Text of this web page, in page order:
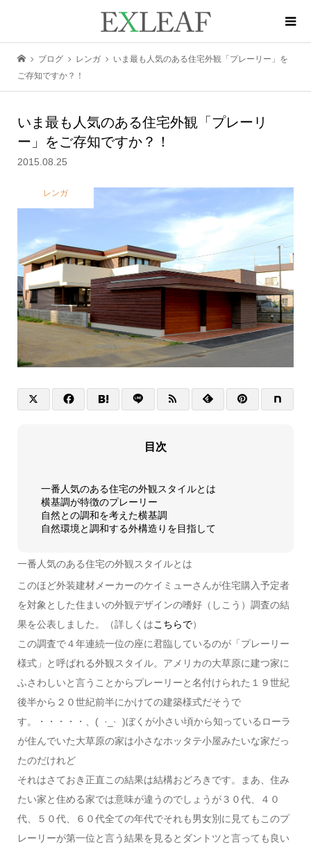
ブログ レンガ
いま最も人気のある住宅外観「プレーリー」を
ご存知ですか？！
いま最も人気のある住宅外観「プレーリ
ー」をご存知ですか？！
2015.08.25
レンガ
目次
一番人気のある住宅の外観スタイルとは
横基調が特徴のプレーリー
自然との調和を考えた横基調
自然環境と調和する外構造りを目指して
一番人気のある住宅の外観スタイルとは
このほど外装建材メーカーのケイミューさんが住宅購入予定者
を対象とした住まいの外観デザインの嗜好（しこう）調査の結
果を公表しました。（詳しくはこちらで）
この調査で４年連続一位の座に君臨しているのが「プレーリー
様式」と呼ばれる外観スタイル。アメリカの大草原に建つ家に
ふさわしいと言うことからプレーリーと名付けられた１９世紀
後半から２０世紀前半にかけての建築様式だそうで
す。・・・・・、( ·_· )ぼくが小さい頃から知っているローラ
が住んでいた大草原の家は小さなホッタテ小屋みたいな家だっ
たのだけれど
それはさておき正直この結果は結構おどろきです。まあ、住み
たい家と住める家では意味が違うのでしょうが３０代、４０
代、５０代、６０代全ての年代でそれも男女別に見てもこのプ
レーリーが第一位と言う結果を見るとダントツと言っても良い